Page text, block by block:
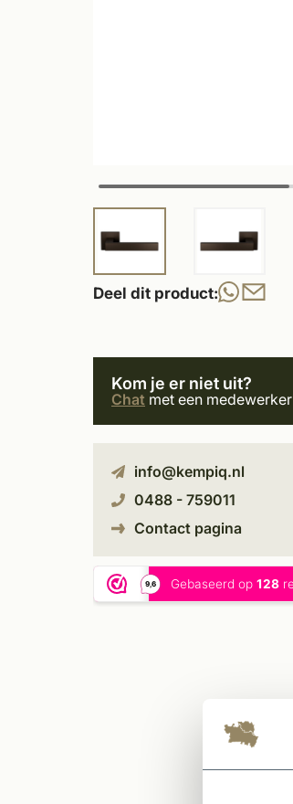
Deel dit product:
Kom je er niet uit?
Chat met een medewerker
info@kempiq.nl
0488 - 759011
Contact pagina